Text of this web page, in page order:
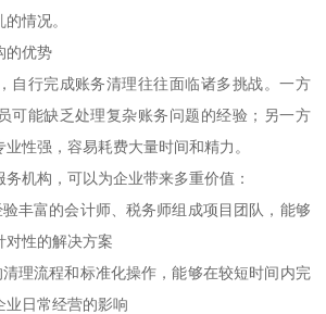
情况。
的优势
自行完成账务清理往往面临诸多挑战。一方
可能缺乏处理复杂账务问题的经验；另一方
性强，容易耗费大量时间和精力。
机构，可以为企业带来多重价值：
验丰富的会计师、税务师组成项目团队，能够
对性的解决方案
清理流程和标准化操作，能够在较短时间内完
业日常经营的影响